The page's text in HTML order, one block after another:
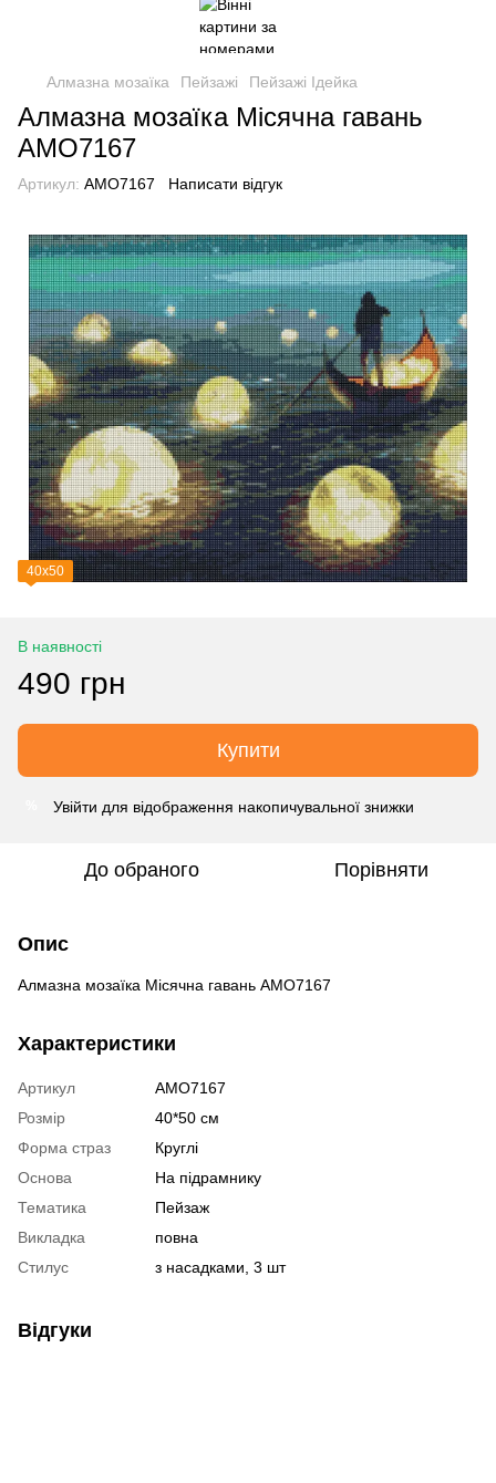
Алмазна мозаїка Пейзажі Пейзажі Ідейка
Алмазна мозаїка Місячна гавань
AMO7167
Артикул: AMO7167 Написати відгук
40х50
В наявності
490 грн
Купити
Увійти для відображення накопичувальної знижки
До обраного Порівняти
Опис
Алмазна мозаїка Місячна гавань AMO7167
Характеристики
Артикул
AMO7167
Розмір
40*50 см
Форма страз
Круглі
Основа
На підрамнику
Тематика
Пейзаж
Викладка
повна
Стилус
з насадками, 3 шт
Відгуки